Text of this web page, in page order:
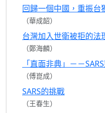
回歸一個中國，重振台
（華成韶）
台灣加入世衛被拒的法
（鄭海麟）
「直面非典」－－
（傅崑成）
SARS的挑戰
（王春生）